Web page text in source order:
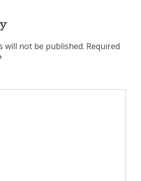
will not be published. Required